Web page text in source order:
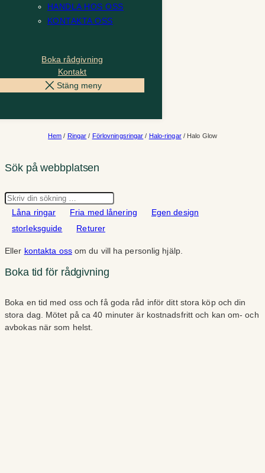
HANDLA HOS OSS
KONTAKTA OSS
Boka rådgivning
Kontakt
Stäng meny
Hem / Ringar / Förlovningsringar / Halo-ringar/ Halo Glow
Sök på webbplatsen
Sök
Låna ringar
Fria med lånering
Egen design
storleksguide
Returer
Eller kontakta ossom du vill ha personlig hjälp.
Boka tid för rådgivning
Boka en tid med oss och få goda råd inför ditt stora köp och din
stora dag. Mötet på ca 40 minuter är kostnadsfritt och kan om- och
avbokas när som helst.